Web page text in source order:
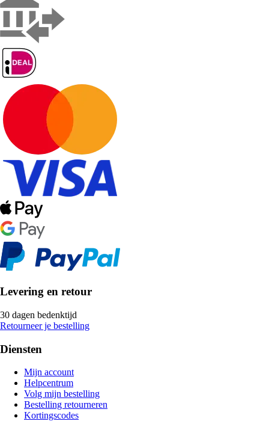
Levering en retour
30 dagen bedenktijd
Retourneer je bestelling
Diensten
Mijn account
Helpcentrum
Volg mijn bestelling
Bestelling retourneren
Kortingscodes